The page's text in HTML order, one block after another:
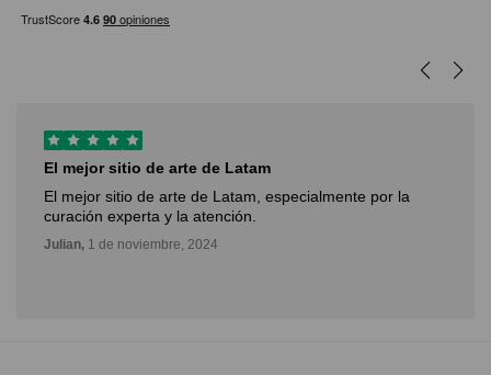
El mejor sitio de arte de Latam
El mejor sitio de arte de Latam, especialmente por la
curación experta y la atención.
Julian, 1 de noviembre, 2024